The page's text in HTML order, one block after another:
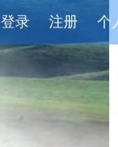
登录 注册 个